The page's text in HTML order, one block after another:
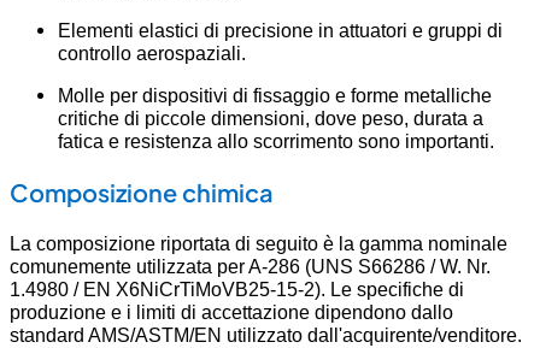
Elementi elastici di precisione in attuatori e gruppi di
controllo aerospaziali.
Molle per dispositivi di fissaggio e forme metalliche
critiche di piccole dimensioni, dove peso, durata a
fatica e resistenza allo scorrimento sono importanti.
Composizione chimica
La composizione riportata di seguito è la gamma nominale
comunemente utilizzata per A-286 (UNS S66286 / W. Nr.
1.4980 / EN X6NiCrTiMoVB25-15-2). Le specifiche di
produzione e i limiti di accettazione dipendono dallo
standard AMS/ASTM/EN utilizzato dall'acquirente/venditore.